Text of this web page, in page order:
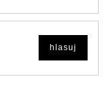
hlasuj